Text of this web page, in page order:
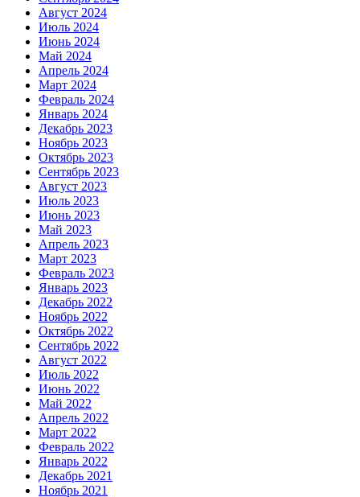
Август 2024
Июль 2024
Июнь 2024
Май 2024
Апрель 2024
Март 2024
Февраль 2024
Январь 2024
Декабрь 2023
Ноябрь 2023
Октябрь 2023
Сентябрь 2023
Август 2023
Июль 2023
Июнь 2023
Май 2023
Апрель 2023
Март 2023
Февраль 2023
Январь 2023
Декабрь 2022
Ноябрь 2022
Октябрь 2022
Сентябрь 2022
Август 2022
Июль 2022
Июнь 2022
Май 2022
Апрель 2022
Март 2022
Февраль 2022
Январь 2022
Декабрь 2021
Ноябрь 2021